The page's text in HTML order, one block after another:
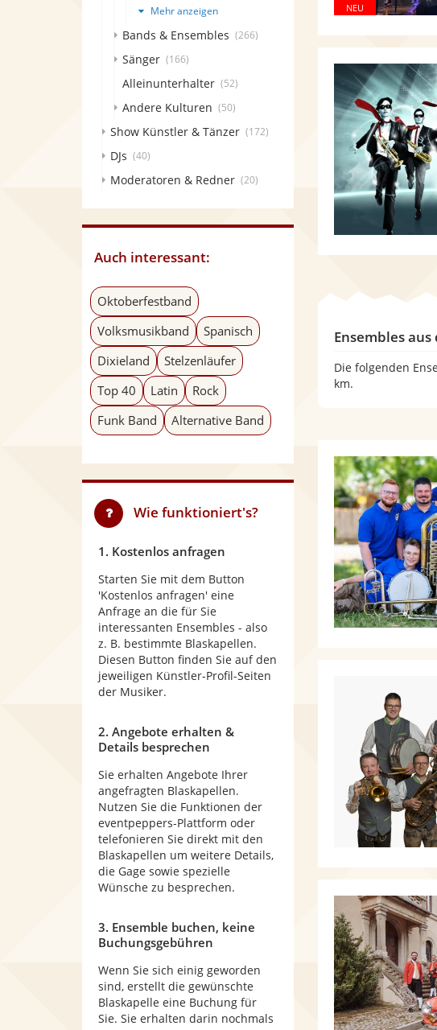
Ensembles
Die folgenden
km.
Mehr anzeigen
Bands & Ensembles (266)
Sänger (166)
Alleinunterhalter (52)
Andere Kulturen (50)
Show Künstler & Tänzer (172)
DJs (40)
Moderatoren & Redner (20)
Auch interessant:
Oktoberfestband
Volksmusikband
Spanisch
Dixieland
Stelzenläufer
Top 40
Latin
Rock
Funk Band
Alternative Band
Wie funktioniert's?
1. Kostenlos anfragen
Starten Sie mit dem Button
'Kostenlos anfragen' eine
Anfrage an die für Sie
interessanten Ensembles - also
z. B. bestimmte Blaskapellen.
Diesen Button finden Sie auf den
jeweiligen Künstler-Profil-Seiten
der Musiker.
2. Angebote erhalten &
Details besprechen
Sie erhalten Angebote Ihrer
angefragten Blaskapellen.
Nutzen Sie die Funktionen der
eventpeppers-Plattform oder
telefonieren Sie direkt mit den
Blaskapellen um weitere Details,
die Gage sowie spezielle
Wünsche zu besprechen.
3. Ensemble buchen, keine
Buchungsgebühren
Wenn Sie sich einig geworden
sind, erstellt die gewünschte
Blaskapelle eine Buchung für
Sie. Sie erhalten darin nochmals